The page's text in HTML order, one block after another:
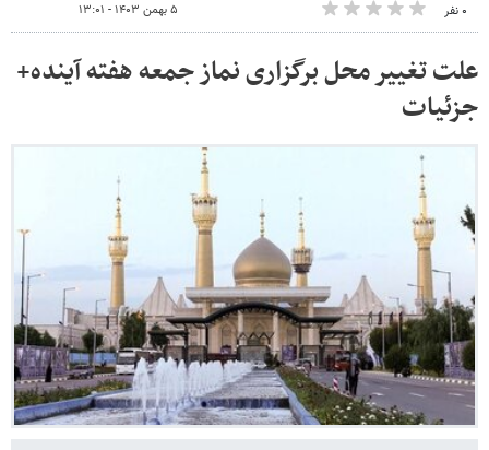
۰ نفر ۵ بهمن ۱۴۰۳ - ۱۳:۰۱
علت تغییر محل برگزاری نماز جمعه هفته آینده+
جزئیات